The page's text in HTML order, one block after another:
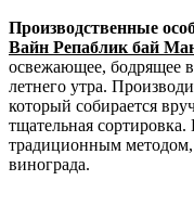
Производственные
Вайн Репаблик бай
освежающее, бодрящее
летнего утра.
который собирается
тщательная
традиционным
винограда.